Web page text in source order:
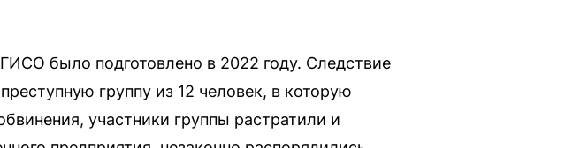
было подготовлено в 2022 году. Следствие
группу из 12 человек, в которую
участники группы растратили и